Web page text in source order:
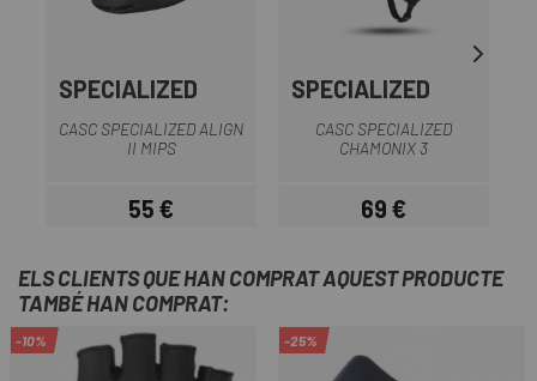
SPECIALIZED
CASC SPECIALIZED ALIGN
II MIPS
Preu
55 €
SPECIALIZED
CASC SPECIALIZED
CHAMONIX 3
Preu
69 €
ELS CLIENTS QUE HAN COMPRAT AQUEST PRODUCTE
TAMBÉ HAN COMPRAT:
-10% -25%